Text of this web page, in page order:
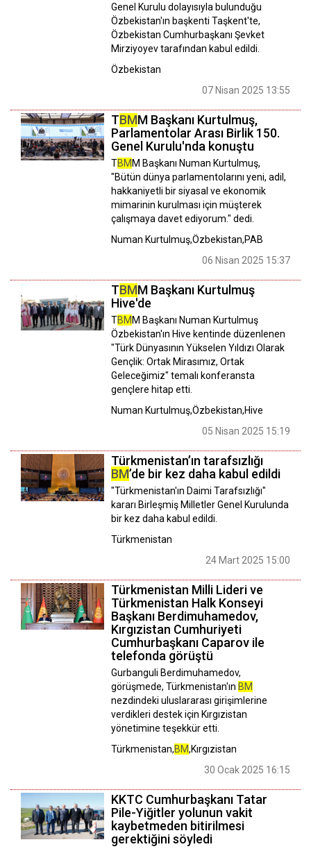
Genel Kurulu dolayısıyla bulunduğu
Özbekistan'ın başkenti Taşkent'te,
Özbekistan Cumhurbaşkanı Şevket
Mirziyoyev tarafından kabul edildi.
Özbekistan
07 Nisan 2025 13:55
TBMM Başkanı Kurtulmuş,
Parlamentolar Arası Birlik 150.
Genel Kurulu'nda konuştu
TBM M Başkanı Numan Kurtulmuş,
"Bütün dünya parlamentolarını yeni, adil,
hakkaniyetli bir siyasal ve ekonomik
mimarinin kurulması için müşterek
çalışmaya davet ediyorum." dedi.
Numan Kurtulmuş,Özbekistan,PAB
06 Nisan 2025 15:37
TBMM Başkanı Kurtulmuş
Hive'de
TBM M Başkanı Numan Kurtulmuş
Özbekistan'ın Hive kentinde düzenlenen
"Türk Dünyasının Yükselen Yıldızı Olarak
Gençlik: Ortak Mirasımız, Ortak
Geleceğimiz" temalı konferansta
gençlere hitap etti.
Numan Kurtulmuş,Özbekistan,Hive
05 Nisan 2025 15:19
Türkmenistan’ın tarafsızlığı
BM’de bir kez daha kabul edildi
"Türkmenistan'ın Daimi Tarafsızlığı"
kararı Birleşmiş Milletler Genel Kurulunda
bir kez daha kabul edildi.
Türkmenistan
24 Mart 2025 15:00
Türkmenistan Milli Lideri ve
Türkmenistan Halk Konseyi
Başkanı Berdimuhamedov,
Kırgızistan Cumhuriyeti
Cumhurbaşkanı Caparov ile
telefonda görüştü
Gurbanguli Berdimuhamedov,
görüşmede, Türkmenistan'ın BM
nezdindeki uluslararası girişimlerine
verdikleri destek için Kırgızistan
yönetimine teşekkür etti.
Türkmenistan,BM,Kırgızistan
30 Ocak 2025 16:15
KKTC Cumhurbaşkanı Tatar
Pile-Yiğitler yolunun vakit
kaybetmeden bitirilmesi
gerektiğini söyledi